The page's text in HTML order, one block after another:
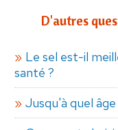
D'autres
Le sel est-il
santé ?
Jusqu'à quel